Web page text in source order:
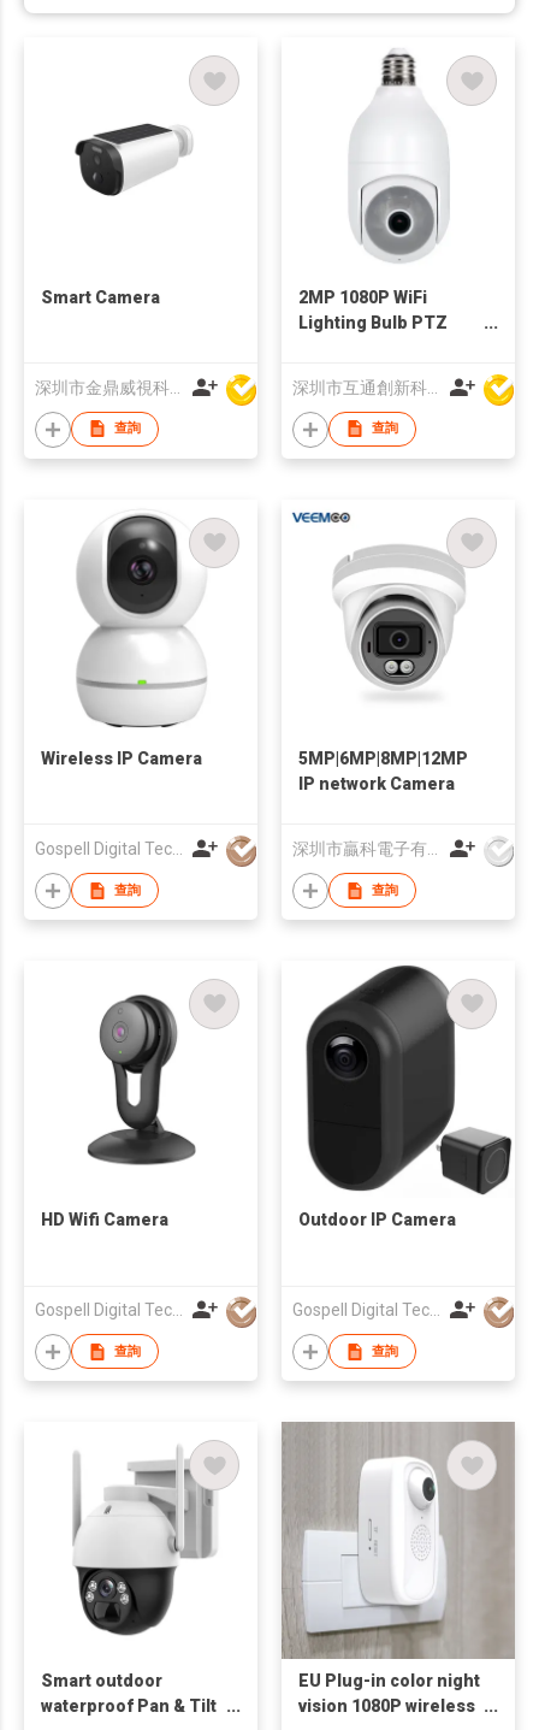
Smart Camera
深圳市金鼎威視科技開發有限公司
查詢
2MP 1080P WiFi
Lighting Bulb PTZ
深圳市互通創新科技有限公司
查詢
Wireless IP Camera
Gospell Digital Technology Private Limited
查詢
5MP|6MP|8MP|12MP
IP network Camera
查詢
HD Wifi Camera
Gospell Digital Technology Private Limited
查詢
Outdoor IP Camera
Gospell Digital Technology Private Limited
查詢
Smart outdoor
waterproof Pan & Tilt
EU Plug-in color night
vision 1080P wireless